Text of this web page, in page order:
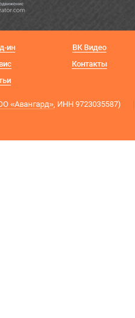
ин
ВК Видео
Контакты
«Авангард», ИНН 9723035587)